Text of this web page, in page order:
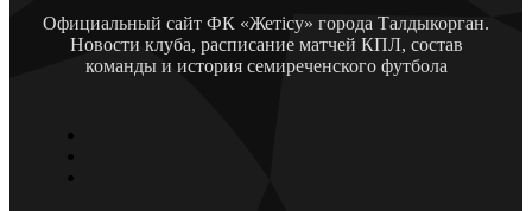
Официальный сайт ФК «Жетісу» города Талдыкорган.
Новости клуба, расписание матчей КПЛ, состав
команды и история семиреченского футбола